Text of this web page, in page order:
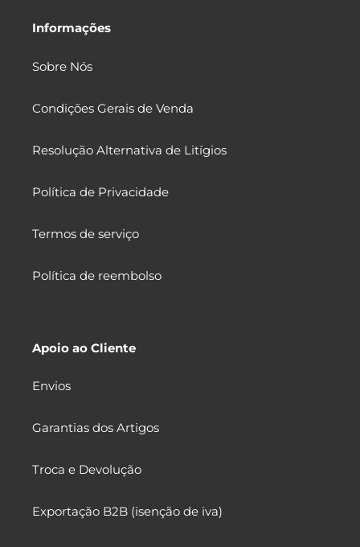
Informações
Sobre Nós
Condições Gerais de Venda
Resolução Alternativa de Litígios
Política de Privacidade
Termos de serviço
Política de reembolso
Apoio ao Cliente
Envios
Garantias dos Artigos
Troca e Devolução
Exportação B2B (isenção de iva)